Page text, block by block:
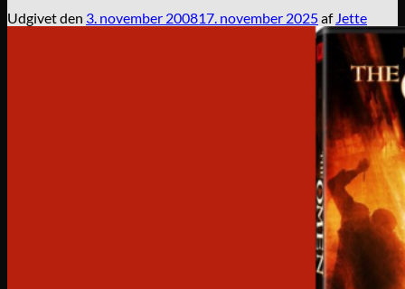
Udgivet den 3. november 200817. november 2025af Jette